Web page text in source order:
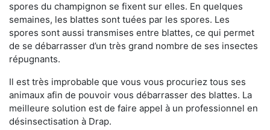
spores du champignon se fixent sur elles. En quelques
semaines, les blattes sont tuées par les spores. Les
spores sont aussi transmises entre blattes, ce qui permet
de se débarrasser d’un très grand nombre de ses insectes
répugnants.
Il est très improbable que vous vous procuriez tous ses
animaux afin de pouvoir vous débarrasser des blattes. La
meilleure solution est de faire appel à un professionnel en
désinsectisation à Drap.